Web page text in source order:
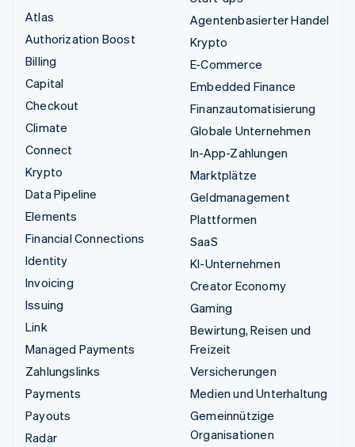
Atlas
Authorization Boost
Billing
Capital
Checkout
Climate
Connect
Krypto
Data Pipeline
Elements
Financial Connections
Identity
Invoicing
Issuing
Link
Managed Payments
Zahlungslinks
Payments
Payouts
Radar
Agentenbasierter Handel
Krypto
E-Commerce
Embedded Finance
Finanzautomatisierung
Globale Unternehmen
In-App-Zahlungen
Marktplätze
Geldmanagement
Plattformen
SaaS
KI-Unternehmen
Creator Economy
Gaming
Bewirtung, Reisen und
Freizeit
Versicherungen
Medien und Unterhaltung
Gemeinnützige
Organisationen